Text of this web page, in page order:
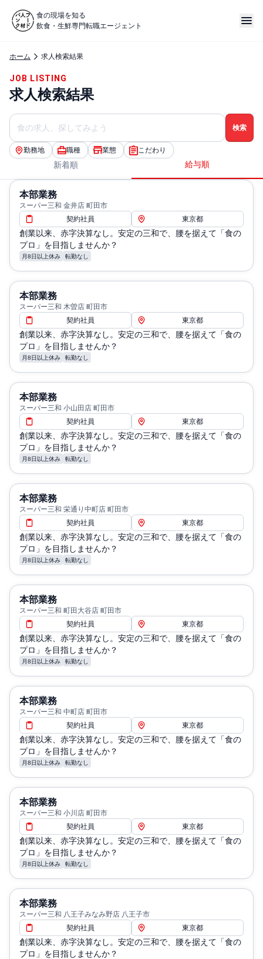
食の現場を知る
飲食・生鮮専門転職エージェント
ホーム 求人検索結果
JOB LISTING
求人検索結果
勤務地 職種 業態 こだわり
新着順 給与順
本部業務
スーパー三和 金井店 町田市
契約社員
東京都
創業以来、赤字決算なし。安定の三和で、腰を据えて「食の
プロ」を目指しませんか？
月8日以上休み 転勤なし
本部業務
スーパー三和 木曽店 町田市
契約社員
東京都
創業以来、赤字決算なし。安定の三和で、腰を据えて「食の
プロ」を目指しませんか？
月8日以上休み 転勤なし
本部業務
スーパー三和 小山田店 町田市
契約社員
東京都
創業以来、赤字決算なし。安定の三和で、腰を据えて「食の
プロ」を目指しませんか？
月8日以上休み 転勤なし
本部業務
スーパー三和 栄通り中町店 町田市
契約社員
東京都
創業以来、赤字決算なし。安定の三和で、腰を据えて「食の
プロ」を目指しませんか？
月8日以上休み 転勤なし
本部業務
スーパー三和 町田大谷店 町田市
契約社員
東京都
創業以来、赤字決算なし。安定の三和で、腰を据えて「食の
プロ」を目指しませんか？
月8日以上休み 転勤なし
本部業務
スーパー三和 中町店 町田市
契約社員
東京都
創業以来、赤字決算なし。安定の三和で、腰を据えて「食の
プロ」を目指しませんか？
月8日以上休み 転勤なし
本部業務
スーパー三和 小川店 町田市
契約社員
東京都
創業以来、赤字決算なし。安定の三和で、腰を据えて「食の
プロ」を目指しませんか？
月8日以上休み 転勤なし
本部業務
スーパー三和 八王子みなみ野店 八王子市
契約社員
東京都
創業以来、赤字決算なし。安定の三和で、腰を据えて「食の
プロ」を目指しませんか？